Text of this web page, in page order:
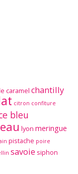
caramel chantilly
citron confiture
bleu
lyon meringue
pistache poire
savoie siphon